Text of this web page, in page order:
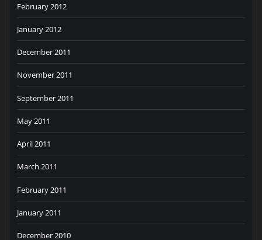
February 2012
January 2012
December 2011
November 2011
September 2011
May 2011
April 2011
March 2011
February 2011
January 2011
December 2010